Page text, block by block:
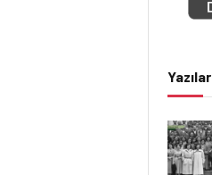
Yazılar